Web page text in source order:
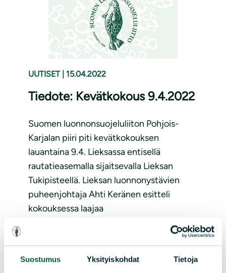
Suostumus Yksityiskohdat Tietoja
UUTISET 15.04.2022
Tiedote: Kevätkokous 9.4.2022
Suomen luonnonsuojeluliiton Pohjois-
Karjalan piiri piti kevätkokouksen
lauantaina 9.4. Lieksassa entisellä
rautatieasemalla sijaitsevalla Lieksan
Tukipisteellä. Lieksan luonnonystävien
puheenjohtaja Ahti Keränen esitteli
kokouksessa laajaa